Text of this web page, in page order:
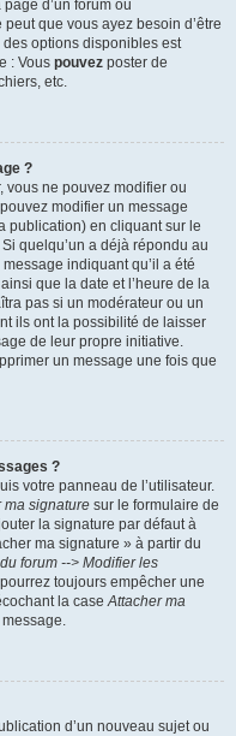
d’un forum ou
que vous ayez besoin d’être
options disponibles est
: Vous pouvez poster de
etc.
?
vous ne pouvez modifier ou
modifier un message
publication) en cliquant sur le
quelqu’un a déjà répondu au
indiquant qu’il a été
que la date et l’heure de la
pas si un modérateur ou un
ils ont la possibilité de laisser
de leur propre initiative.
un message une fois que
?
votre panneau de l’utilisateur.
ma signature sur le formulaire de
la signature par défaut à
ma signature » à partir du
forum --> Modifier les
toujours empêcher une
la caseAttacher ma
d’un nouveau sujet ou